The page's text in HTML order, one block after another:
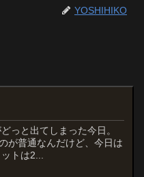
YOSHIHIKO
っと出てしまった今日。
が普通なんだけど、今日は
トは2...